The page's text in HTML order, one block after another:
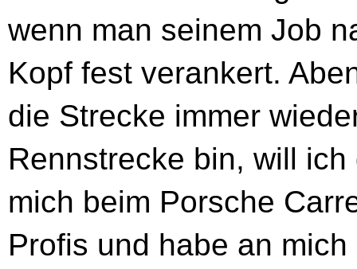
wenn man seinem Job
Kopf fest verankert.
die Strecke immer
Rennstrecke bin, will
mich beim Porsche
Profis und habe an